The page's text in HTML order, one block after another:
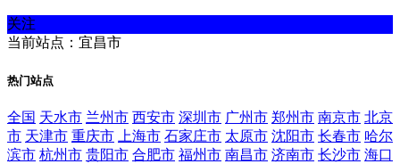
关注
当前站点：宜昌市
热门站点
全国 天水市 兰州市 西安市 深圳市 广州市 郑州市 南京市 北京
市 天津市 重庆市 上海市 石家庄市 太原市 沈阳市 长春市 哈尔
滨市 杭州市 贵阳市 合肥市 福州市 南昌市 济南市 长沙市 海口